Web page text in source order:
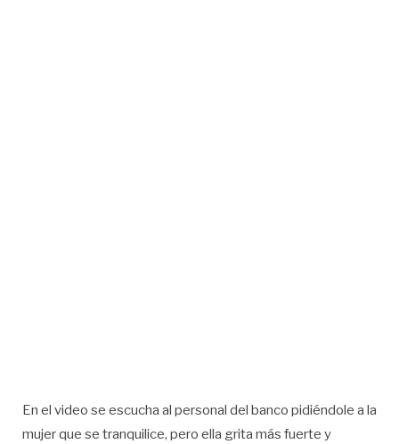
En el video se escucha al personal del banco pidiéndole a la
mujer que se tranquilice, pero ella grita más fuerte y